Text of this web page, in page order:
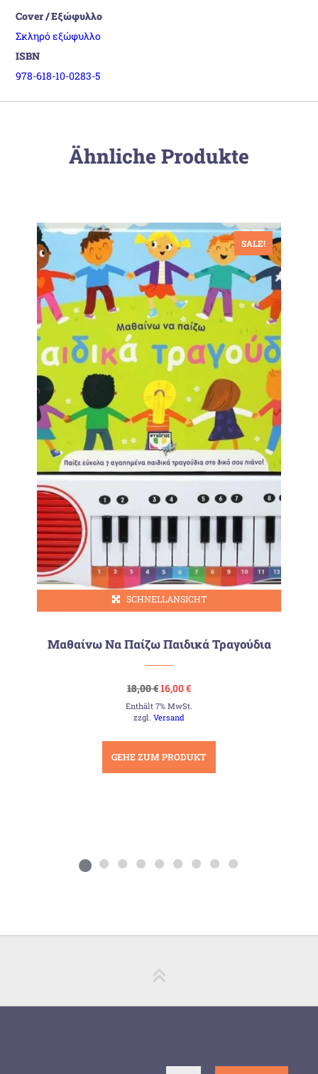
Cover / Εξώφυλλο
Σκληρό εξώφυλλο
ISBN
978-618-10-0283-5
Ähnliche Produkte
SALE!
SCHNELLANSICHT
Μαθαίνω Να Παίζω Παιδικά Τραγούδια
18,00€Ursprünglicher
Preis
war:
18,00 €
16,00€Aktueller
ist:
Enthält 7% MwSt.
zzgl.Versand
GEHE ZUM PRODUKT